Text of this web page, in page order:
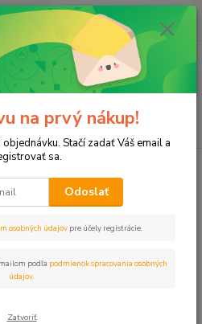
Menu
ks
za0 €
VNZ PROFI
na prvý nákup!
Stačí zadať Váš email a
sa.
Odoslať
osobných údajov pre účely registrácie.
podľa podmienok spracovania osobných
údajov
Zatvoriť